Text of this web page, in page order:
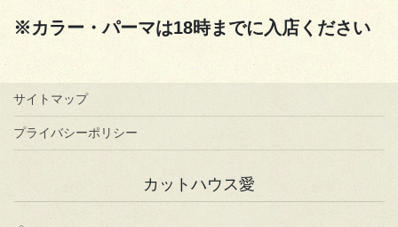
※カラー・パーマは18時までに入店ください
サイトマップ
プライバシーポリシー
カットハウス愛